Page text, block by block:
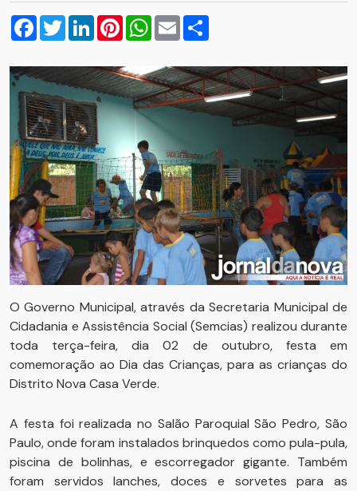
Facebook
TwitterLinkedInPinterestWhatsApp
Email
O Governo Municipal, através da Secretaria Municipal de
Cidadania e Assistência Social (Semcias) realizou durante
toda terça-feira, dia 02 de outubro, festa em
comemoração ao Dia das Crianças, para as crianças do
Distrito Nova Casa Verde.
A festa foi realizada no Salão Paroquial São Pedro, São
Paulo, onde foram instalados brinquedos como pula-pula,
piscina de bolinhas, e escorregador gigante. Também
foram servidos lanches, doces e sorvetes para as